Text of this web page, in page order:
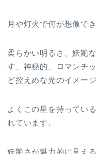
月や灯火で何が想像で
柔らかい明るさ、妖艶
す、神秘的、ロマンチ
ど控えめな光のイメージ
よくこの星を持ってい
れています。
妖艶さが魅力的に見え